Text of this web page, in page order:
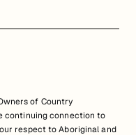
of Country
continuing connection to
respect to Aboriginal and